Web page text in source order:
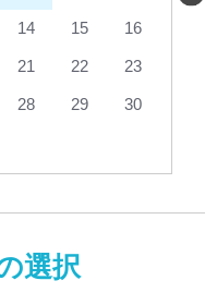
14 15 16
21 22 23
28 29 30
選択